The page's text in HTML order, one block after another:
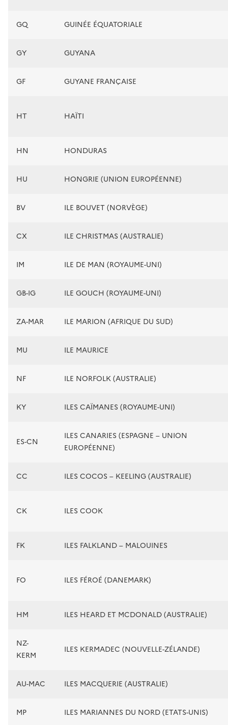
GQ GUINÉE ÉQUATORIALE
GY GUYANA
GF GUYANE FRANÇAISE
HT HAÏTI
HN HONDURAS
HU HONGRIE (UNION EUROPÉENNE)
BV ILE BOUVET (NORVÈGE)
CX ILE CHRISTMAS (AUSTRALIE)
IM ILE DE MAN (ROYAUME-UNI)
GB-IG ILE GOUCH (ROYAUME-UNI)
ZA-MAR ILE MARION (AFRIQUE DU SUD)
MU ILE MAURICE
NF ILE NORFOLK (AUSTRALIE)
KY ILES CAÏMANES (ROYAUME-UNI)
ES-CN
ILES CANARIES (ESPAGNE – UNION
EUROPÉENNE)
CC ILES COCOS – KEELING (AUSTRALIE)
CK ILES COOK
FK ILES FALKLAND – MALOUINES
FO ILES FÉROÉ (DANEMARK)
HM ILES HEARD ET MCDONALD (AUSTRALIE)
NZ-
KERM
ILES KERMADEC (NOUVELLE-ZÉLANDE)
AU-MAC ILES MACQUERIE (AUSTRALIE)
MP ILES MARIANNES DU NORD (ETATS-UNIS)